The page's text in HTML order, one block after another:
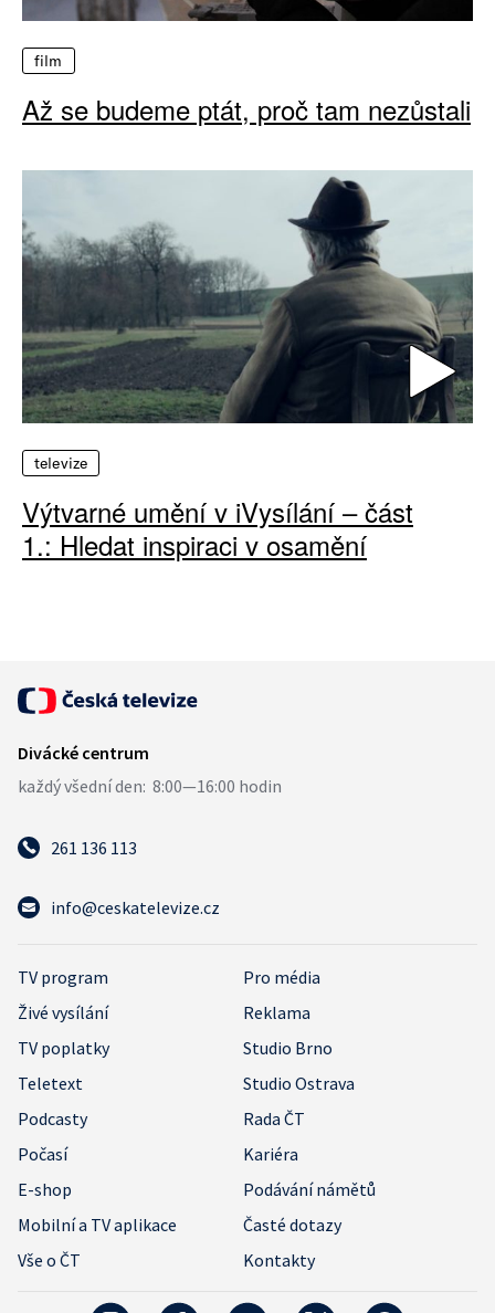
film
Až se budeme ptát, proč tam nezůstali
televize
Výtvarné umění v iVysílání – část
1.: Hledat inspiraci v osamění
261 136 113
info@ceskatelevize.cz
TV program
Pro média
Živé vysílání
Reklama
TV poplatky
Studio Brno
Teletext
Studio Ostrava
Podcasty
Rada ČT
Počasí
Kariéra
E-shop
Podávání námětů
Mobilní a TV aplikace
Časté dotazy
Vše o ČT
Kontakty